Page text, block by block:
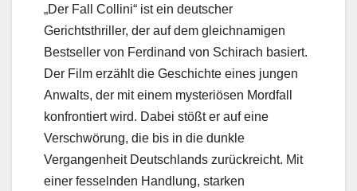
„Der Fall Collini“ ist ein deutscher
Gerichtsthriller, der auf dem gleichnamigen
Bestseller von Ferdinand von Schirach basiert.
Der Film erzählt die Geschichte eines jungen
Anwalts, der mit einem mysteriösen Mordfall
konfrontiert wird. Dabei stößt er auf eine
Verschwörung, die bis in die dunkle
Vergangenheit Deutschlands zurückreicht. Mit
einer fesselnden Handlung, starken